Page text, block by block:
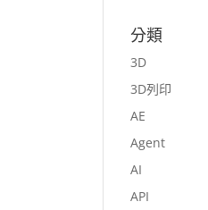
分類
3D
3D列印
AE
Agent
AI
API